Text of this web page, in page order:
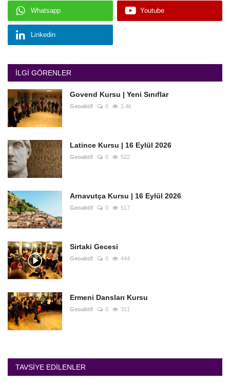
Whatsapp Youtube
Linkedin
İLGI GÖRENLER
Govend Kursu | Yeni Sınıflar
Geoaktif 0 1.4k
Latince Kursu | 16 Eylül 2026
Geoaktif 0 522
Arnavutça Kursu | 16 Eylül 2026
Geoaktif 0 517
Sirtaki Gecesi
Geoaktif 0 444
Ermeni Dansları Kursu
Geoaktif 0 311
TAVSIYE EDILENLER